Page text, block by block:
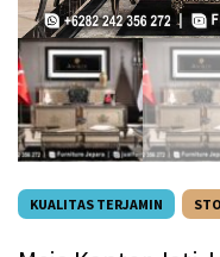
KUALITAS TERJAMIN